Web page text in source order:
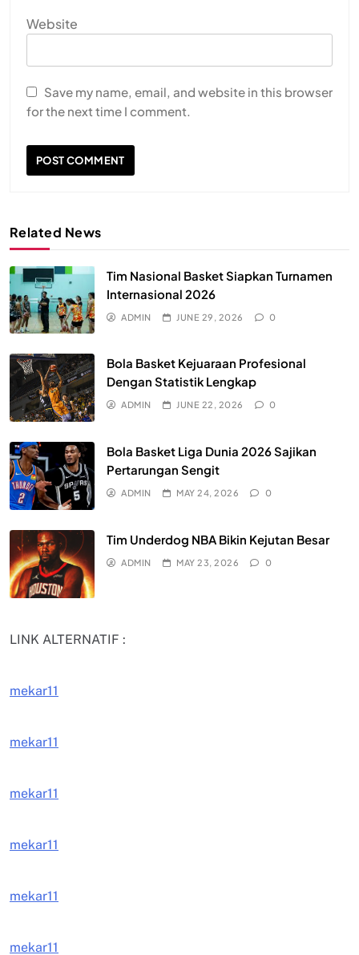
Website
Save my name, email, and website in this browser
for the next time I comment.
Related News
Tim Nasional Basket Siapkan Turnamen
Internasional 2026
ADMIN JUNE 29, 2026 0
Bola Basket Kejuaraan Profesional
Dengan Statistik Lengkap
ADMIN JUNE 22, 2026 0
Bola Basket Liga Dunia 2026 Sajikan
Pertarungan Sengit
ADMIN MAY 24, 2026 0
Tim Underdog NBA Bikin Kejutan Besar
ADMIN MAY 23, 2026 0
LINK ALTERNATIF :
mekar11
mekar11
mekar11
mekar11
mekar11
mekar11